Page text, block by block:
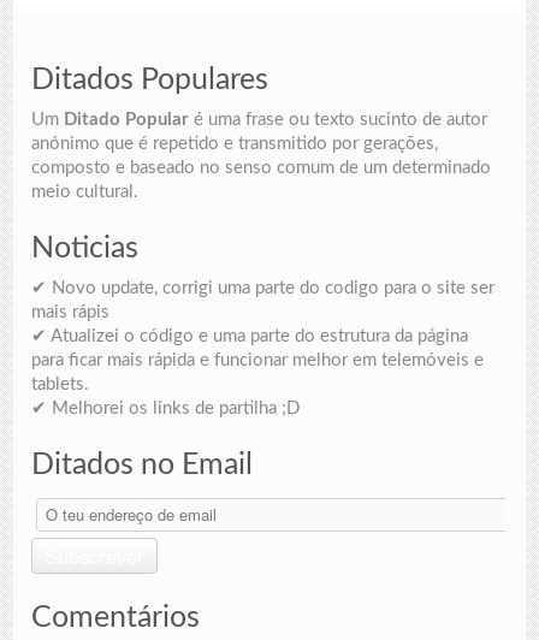
Ditados Populares
Um Ditado Popular é uma frase ou texto sucinto de autor
anónimo que é repetido e transmitido por gerações,
composto e baseado no senso comum de um determinado
meio cultural.
Noticias
✔ Novo update, corrigi uma parte do codigo para o site ser
mais rápis
✔ Atualizei o código e uma parte do estrutura da página
para ficar mais rápida e funcionar melhor em telemóveis e
tablets.
✔ Melhorei os links de partilha ;D
Ditados no Email
O
teu
de
email
Comentários